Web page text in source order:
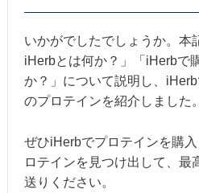
いかがでしたでしょうか。本
iHerbとは何か？」「iHerbで
か？」について説明し、
のプロテインを紹介しました。
ぜひiHerbでプロテインを購
ロテインを見つけ出して、最
送りください。